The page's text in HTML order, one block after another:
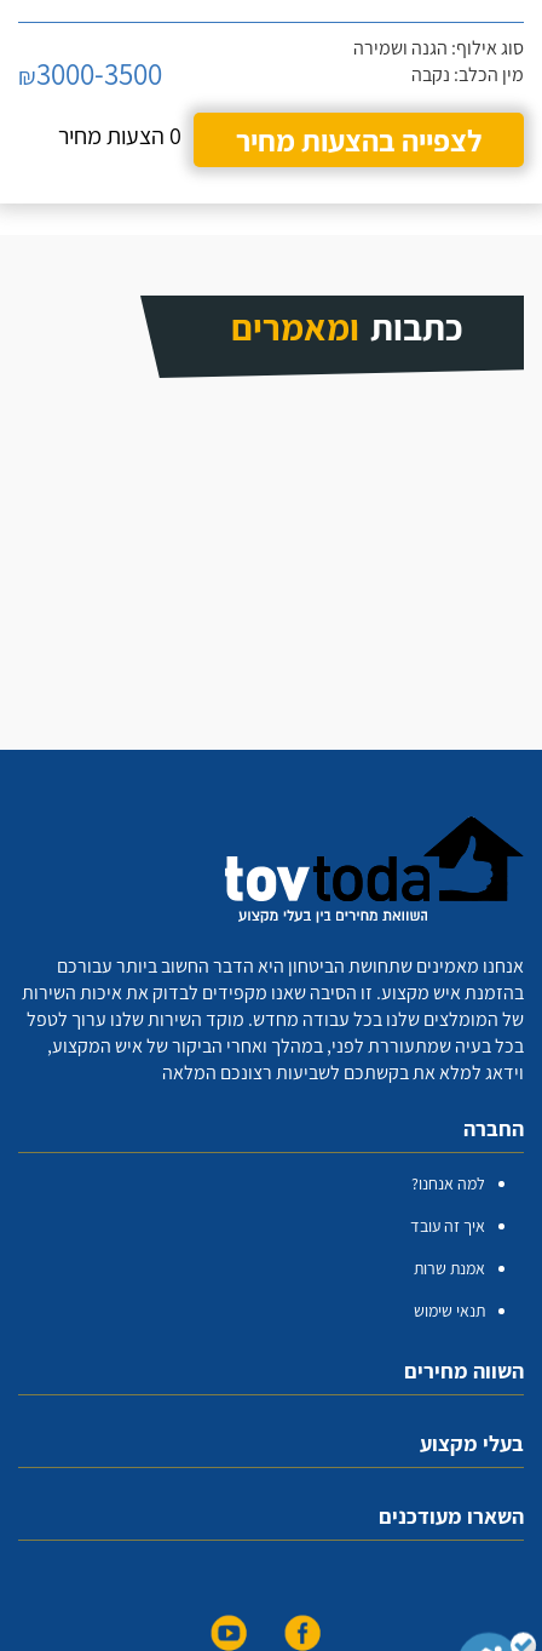
סוג אילוף: הגנה ושמירה
מין הכלב: נקבה
₪3000-3500
לצפייה בהצעות מחיר
0 הצעות מחיר
כתבות ומאמרים
אנחנו מאמינים שתחושת הביטחון היא הדבר החשוב ביותר עבורכם
בהזמנת איש מקצוע. זו הסיבה שאנו מקפידים לבדוק את איכות השירות
של המומלצים שלנו בכל עבודה מחדש. מוקד השירות שלנו ערוך לטפל
בכל בעיה שמתעוררת לפני, במהלך ואחרי הביקור של איש המקצוע,
וידאג למלא את בקשתכם לשביעות רצונכם המלאה
החברה
למה אנחנו?
איך זה עובד
אמנת שרות
תנאי שימוש
השווה מחירים
בעלי מקצוע
השארו מעודכנים